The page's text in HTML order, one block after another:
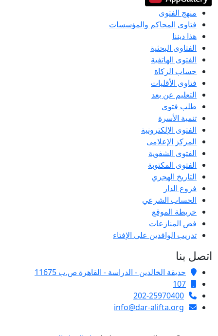
منهج الفتوى
فتاوى المحاكم والمؤسسات
هذا ديننا
الفتاوى البحثية
الفتوى الهاتفية
حساب الزكاة
فتاوى الأقليات
التعليم عن بعد
طلب فتوى
تنمية الأسرة
الفتوى الإلكترونية
المركز الإعلامى
الفتوى الشفوية
الفتوى المكتوبة
التاريخ الهجري
فروع الدار
الحساب الشرعي
خريطة الموقع
فض المنازعات
تدريب الوافدين على الإفتاء
اتصل بنا
حديقة الخالدين - الدراسة - القاهرة ص.ب 11675
107
202-25970400
info@dar-alifta.org